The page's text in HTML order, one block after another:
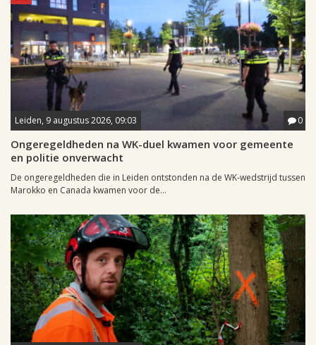
Leiden, 9 augustus 2026, 09:03 0
Ongeregeldheden na WK-duel kwamen voor gemeente
en politie onverwacht
De ongeregeldheden die in Leiden ontstonden na de WK-wedstrijd tussen
Marokko en Canada kwamen voor de...